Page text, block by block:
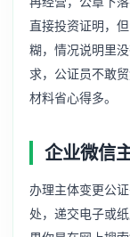
直接投资证明，
糊，情况说明里
求，公证员不敢
材料省心得多。
企业微信
办理主体变更公
处，递交电子或